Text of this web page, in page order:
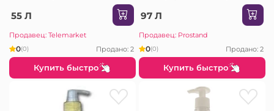
55 Л
Продавец: Telemarket
0(0) Продано: 2
Купить быстро
Glicerin /FT13430HRE)
97 Л
Продавец: Prostand
0(0) Продано: 2
Купить быстро